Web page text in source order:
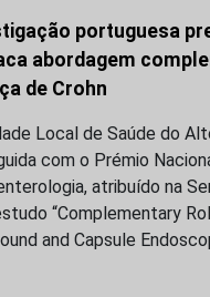
portuguesa
abordagem
de Crohn
Local de Saúde do
com o Prémio
atribuído na
“Complementary
and Capsule